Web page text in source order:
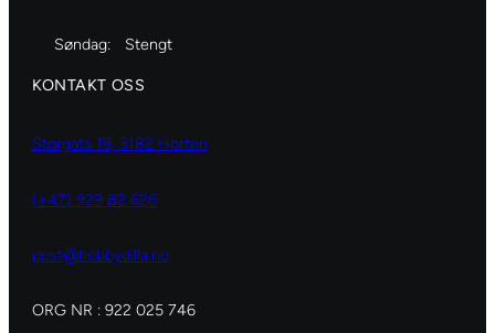
Søndag: Stengt
KONTAKT OSS
Storgata 19, 3182 Horten
(+47) 929 82 626
post@hobbydilla.no
ORG NR : 922 025 746